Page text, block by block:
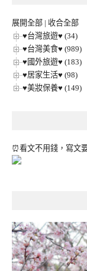
展開全部 | 收合全部
♥台灣旅遊♥ (34)
♥台灣美食♥ (989)
♥國外旅遊♥ (183)
♥居家生活♥ (98)
♥美妝保養♥ (149)
⏰看文不用錢，寫文